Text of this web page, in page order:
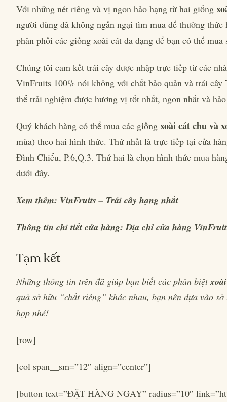
Với những nét riêng và vị ngon hảo hạng từ hai giống
người dùng đã không ngần ngại tìm mua để thưởng
phân phối các giống xoài cát đa dạng để bạn có thể
Chúng tôi cam kết trái cây được nhập trực tiếp từ các
VinFruits 100% nói không với chất bảo quản và trái
thể trải nghiệm được hương vị tốt nhất, ngon nhất và
Quý khách hàng có thể mua các giống xoài cát chu và
mùa) theo hai hình thức. Thứ nhất là trực tiếp tại cửa
Đình Chiểu, P.6,Q.3. Thứ hai là chọn hình thức mua
dưới đây.
Xem thêm: VinFruits – Trái cây hạng nhất
Thông tin chi tiết cửa hàng: Địa chỉ cửa hàng
Tạm kết
Những thông tin trên đã giúp bạn biết các phân biệt
quả sở hữu “chất riêng” khác nhau, bạn nên dựa vào
hợp nhé!
[row]
[col span__sm=”12″ align=”center”]
[button text=”ĐẶT HÀNG NGAY” radius=”10″